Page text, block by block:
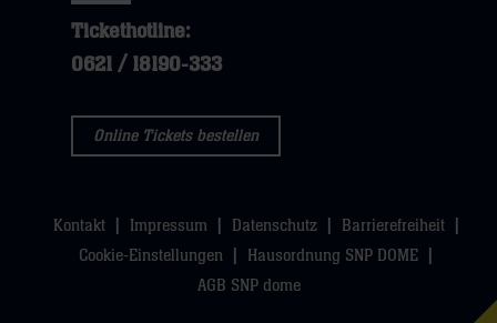
Tickethotline:
0621 / 18190-333
Online Tickets bestellen
Kontakt Impressum Datenschutz
Barrierefreiheit
Cookie-Einstellungen
Hausordnung SNP DOME
AGB SNP dome